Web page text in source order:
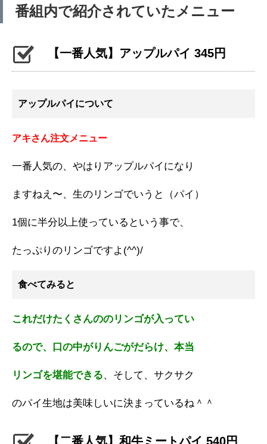
番組内で紹介されていたメニュー
【一番人気】アップルパイ 345円
アップルパイについて
アキさん注文メニュー
一番人気の、やはりアップルパイになり
ますねえ〜、生のリンゴでいうと（パイ）
1個に半分以上使っているという事で、
たっぷりのリンゴですよ(^^)/
食べてみると
これだけたくさんののリンゴが入ってい
るので、口の中がりんごがだらけ、本当
リンゴを堪能できる、そして、サクサク
のパイ生地は美味しいに決まっているね＾＾
【二番人気】和牛ミートパイ 540円